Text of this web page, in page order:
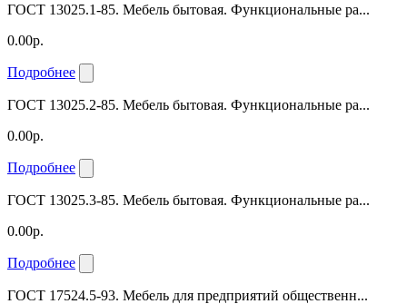
ГОСТ 13025.1-85. Мебель бытовая. Функциональные ра...
0.00р.
Подробнее
ГОСТ 13025.2-85. Мебель бытовая. Функциональные ра...
0.00р.
Подробнее
ГОСТ 13025.3-85. Мебель бытовая. Функциональные ра...
0.00р.
Подробнее
ГОСТ 17524.5-93. Мебель для предприятий общественн...